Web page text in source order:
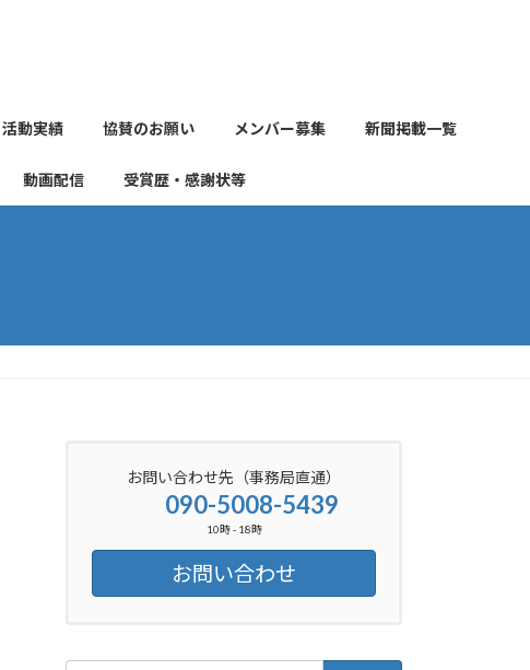
活動実績 協賛のお願い メンバー募集 新聞掲載一覧
動画配信 受賞歴・感謝状等
お問い合わせ先（事務局直通）
090-5008-5439
10時 - 18時
お問い合わせ